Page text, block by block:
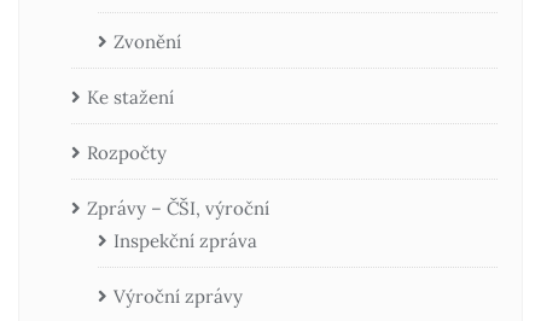
Zvonění
Ke stažení
Rozpočty
Zprávy – ČŠI, výroční
Inspekční zpráva
Výroční zprávy